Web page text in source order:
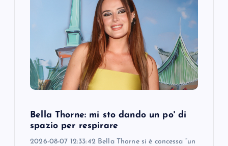
Bella Thorne: mi sto dando un po' di
spazio per respirare
2026-08-07 12:33:42 Bella Thorne si è concessa “un